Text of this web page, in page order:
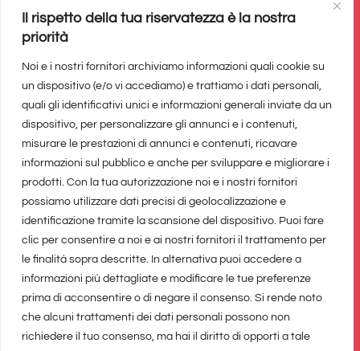
Il rispetto della tua riservatezza è la nostra
priorità
Noi e i nostri fornitori archiviamo informazioni quali cookie su
un dispositivo (e/o vi accediamo) e trattiamo i dati personali,
quali gli identificativi unici e informazioni generali inviate da un
dispositivo, per personalizzare gli annunci e i contenuti,
misurare le prestazioni di annunci e contenuti, ricavare
informazioni sul pubblico e anche per sviluppare e migliorare i
prodotti. Con la tua autorizzazione noi e i nostri fornitori
possiamo utilizzare dati precisi di geolocalizzazione e
identificazione tramite la scansione del dispositivo. Puoi fare
clic per consentire a noi e ai nostri fornitori il trattamento per
le finalità sopra descritte. In alternativa puoi accedere a
informazioni più dettagliate e modificare le tue preferenze
prima di acconsentire o di negare il consenso. Si rende noto
che alcuni trattamenti dei dati personali possono non
richiedere il tuo consenso, ma hai il diritto di opporti a tale
pertanto considerarsi un prodotto editoriale ai
sensi della legge n. 62 del 7/03/2001.
Il network di